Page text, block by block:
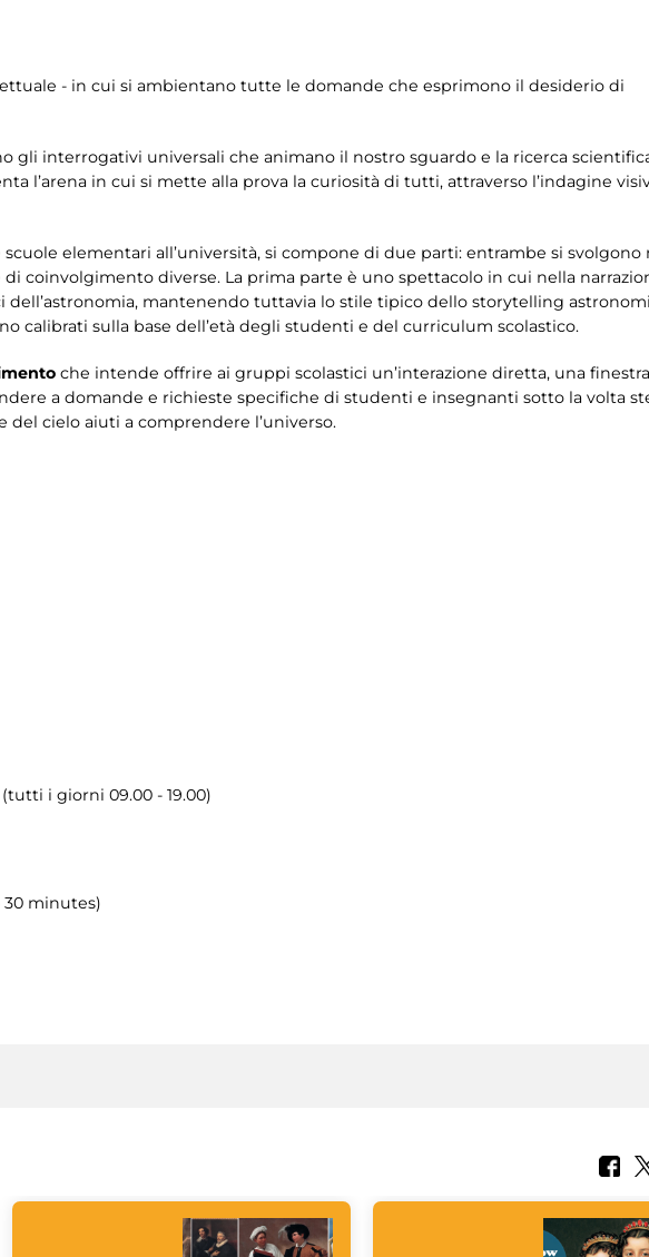
- in cui si ambientano tutte le domande che esprimono il desiderio di
gli interrogativi universali che animano il nostro sguardo e la ricerca
l’arena in cui si mette alla prova la curiosità di tutti, attraverso l’indagine
elementari all’università, si compone di due parti: entrambe si svolgono
coinvolgimento diverse. La prima parte è uno spettacolo in cui nella
mantenendo tuttavia lo stile tipico dello storytelling
calibrati sulla base dell’età degli studenti e del curriculum scolastico.
che intende offrire ai gruppi scolastici un’interazione diretta, una
a domande e richieste specifiche di studenti e insegnanti sotto la volta
del cielo aiuti a comprendere l’universo.
i giorni 09.00 - 19.00)
minutes)